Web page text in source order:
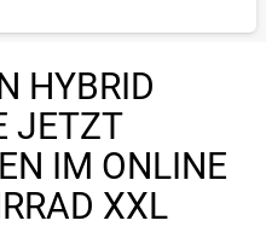
HYBRID
JETZT
IM ONLINE
XXL